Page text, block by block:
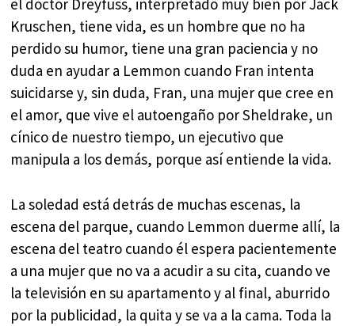
el doctor Dreyfuss, interpretado muy bien por Jack
Kruschen, tiene vida, es un hombre que no ha
perdido su humor, tiene una gran paciencia y no
duda en ayudar a Lemmon cuando Fran intenta
suicidarse y, sin duda, Fran, una mujer que cree en
el amor, que vive el autoengaño por Sheldrake, un
cínico de nuestro tiempo, un ejecutivo que
manipula a los demás, porque así entiende la vida.
La soledad está detrás de muchas escenas, la
escena del parque, cuando Lemmon duerme allí, la
escena del teatro cuando él espera pacientemente
a una mujer que no va a acudir a su cita, cuando ve
la televisión en su apartamento y al final, aburrido
por la publicidad, la quita y se va a la cama. Toda la